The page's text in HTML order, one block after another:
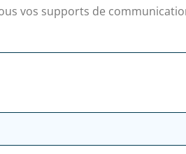
vos supports de